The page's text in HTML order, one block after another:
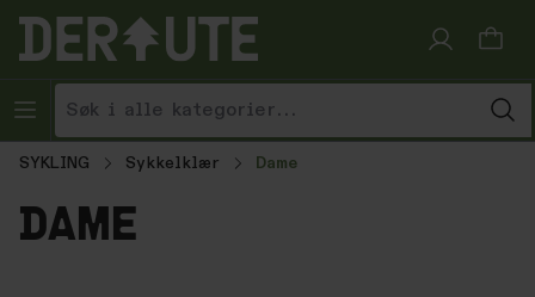
Hopp til innhold
SYKLING Sykkelklær Dame
dame